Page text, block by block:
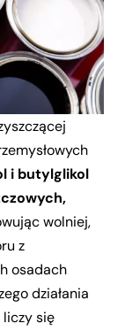
i butylglikol
wolniej,
z
osadach
działania
liczy się